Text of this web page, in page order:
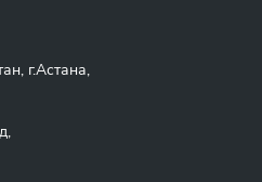
г.Астана,